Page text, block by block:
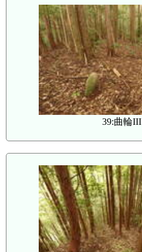
39:曲輪III